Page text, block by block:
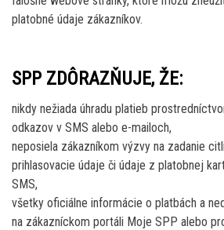
platobné údaje zákazníkov.
SPP ZDÔRAZŇUJE, ŽE:
nikdy nežiada úhradu platieb
odkazov v SMS alebo e-mailoch,
neposiela zákazníkom výzvy na zadanie
prihlasovacie údaje či údaje z platobnej
SMS,
všetky oficiálne informácie o platbách a
na zákazníckom portáli Moje SPP alebo